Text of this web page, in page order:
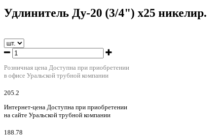
Удлинитель Ду-20 (3/4") х25 никелир.
Розничная цена Доступна при приобретении
в офисе Уральской трубной компании
205.2
Интернет-цена Доступна при приобретении
на сайте Уральской трубной компании
188.78